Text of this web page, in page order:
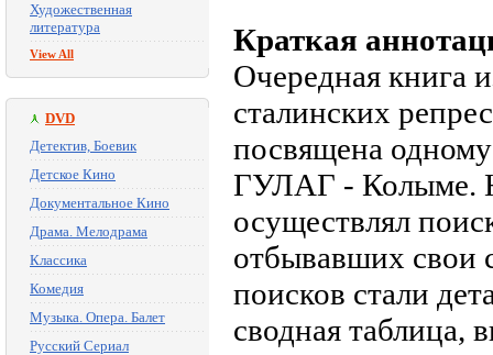
Художественная
литература
View All
DVD
Детектив, Боевик
Детское Кино
Документальное Кино
Драма. Мелодрама
Классика
Комедия
Музыка. Опера. Балет
Русский Сериал
Краткая
Очередная книга
сталинских
посвящена
ГУЛАГ - Колыме.
осуществлял
отбывавших свои
поисков стали
сводная таблица,